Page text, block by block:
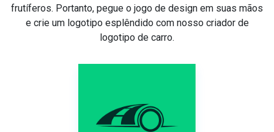
frutíferos. Portanto, pegue o jogo de design em suas mãos
e crie um logotipo esplêndido com nosso criador de
logotipo de carro.